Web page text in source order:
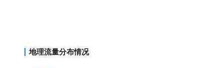
地理流量分布情况